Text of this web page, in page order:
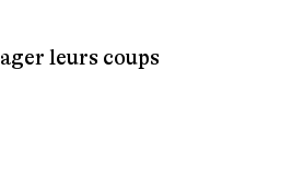
leurs coups